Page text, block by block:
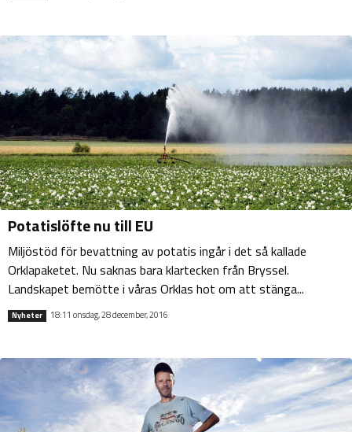
Potatislöfte nu till EU
Miljöstöd för bevattning av potatis ingår i det så kallade
Orklapaketet. Nu saknas bara klartecken från Bryssel.
Landskapet bemötte i våras Orklas hot om att stänga...
Nyheter 18:11 onsdag, 28 december, 2016